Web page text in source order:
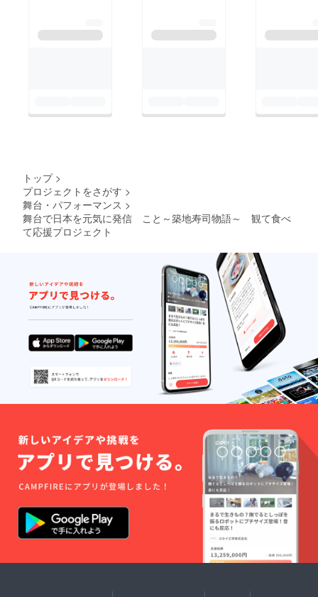
トップ >
プロジェクトをさがす >
舞台・パフォーマンス >
舞台で日本を元気に発信 こと～築地寿司物語～ 観て食べ
て応援プロジェクト